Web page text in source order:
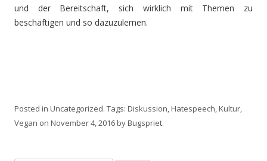
und der Bereitschaft, sich wirklich mit Themen zu
beschäftigen und so dazuzulernen.
Posted in Uncategorized. Tags: Diskussion,Hatespeech,Kultur,
Vegan on November 4, 2016byBugspriet.